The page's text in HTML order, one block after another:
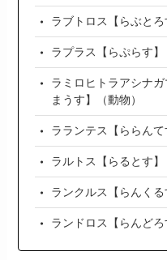
ラブトロス【らぶとろ
ラプラス【らぷらす】
ラミロヒトラアシナ
まうす】（動物）
ラランテス【ららんて
ラルトス【らるとす】
ランクルス【らんくる
ランドロス【らんどろ